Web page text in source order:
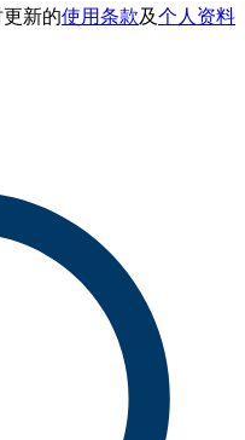
新的使用条款及个人资料